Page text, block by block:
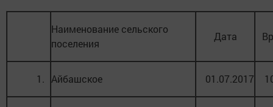
Наименование сельского
поселения
Дата
1. Айбашское 01.07.2017